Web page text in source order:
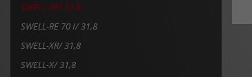
SWELL-RE/ 31,8
SWELL-RE 70 I/ 31,8
SWELL-XR/ 31,8
SWELL-X/ 31,8